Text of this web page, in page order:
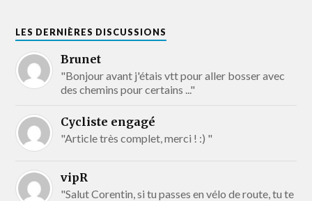
LES DERNIÈRES DISCUSSIONS
Brunet
"Bonjour avant j'étais vtt pour aller bosser avec
des chemins pour certains ..."
Cycliste engagé
"Article très complet, merci ! :) "
vipR
"Salut Corentin, si tu passes en vélo de route, tu te